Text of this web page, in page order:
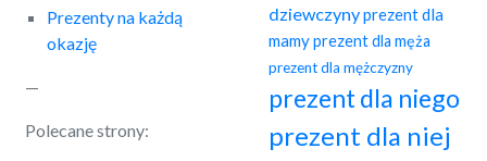
Prezenty na każdą
okazję
—
Polecane strony:
dziewczynyprezent dla
mamyprezent dla męża
prezent dla mężczyzny
prezent dla niego
prezent dla niej